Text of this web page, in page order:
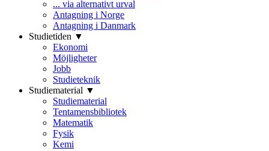
... via alternativt urval
Antagning i Norge
Antagning i Danmark
Studietiden ▼
Ekonomi
Möjligheter
Jobb
Studieteknik
Studiematerial ▼
Studiematerial
Tentamensbibliotek
Matematik
Fysik
Kemi